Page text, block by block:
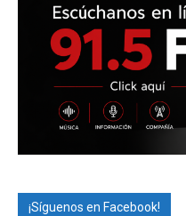
¡Síguenos en Facebook!